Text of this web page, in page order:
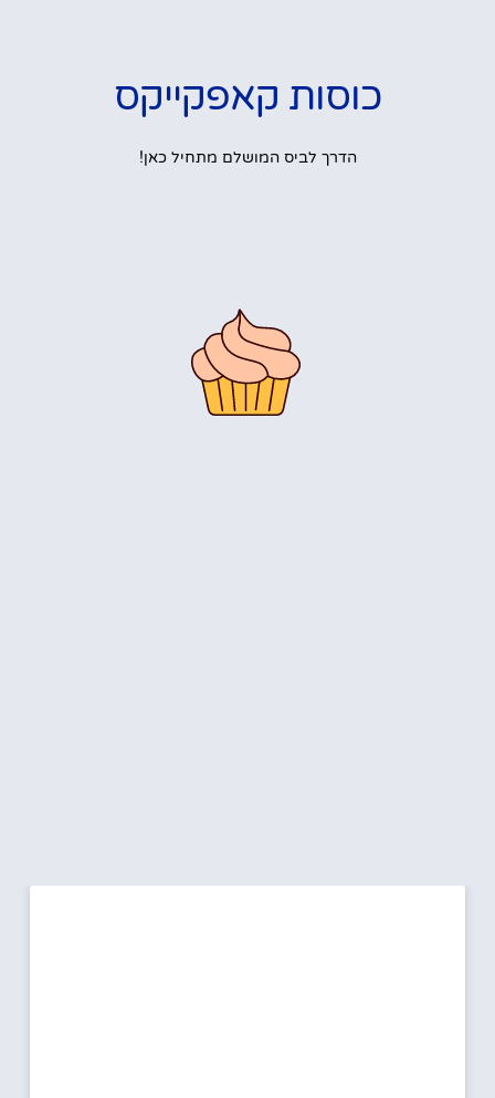
כוסות קאפקייקס
הדרך לביס המושלם מתחיל כאן!